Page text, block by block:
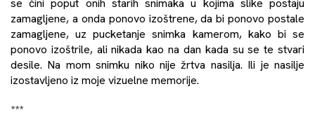
se čini poput onih starih snimaka u kojima slike postaju
zamagljene, a onda ponovo izoštrene, da bi ponovo postale
zamagljene, uz pucketanje snimka kamerom, kako bi se
ponovo izoštrile, ali nikada kao na dan kada su se te stvari
desile. Na mom snimku niko nije žrtva nasilja. Ili je nasilje
izostavljeno iz moje vizuelne memorije.
***